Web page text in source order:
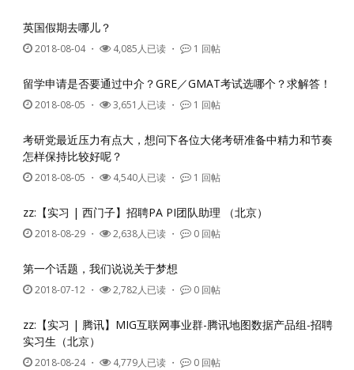
英国假期去哪儿？
2018-08-04・ 4,085人已读 ・ 1 回帖
留学申请是否要通过中介？GRE／GMAT考试选哪个？求解答！
2018-08-05 ・ 3,651人已读 ・ 1 回帖
考研党最近压力有点大，想问下各位大佬考研准备中精力和节奏
怎样保持比较好呢？
2018-08-05 ・ 4,540人已读 ・ 1 回帖
zz:【实习 | 西门子】招聘PA PI团队助理 （北京）
2018-08-29 ・ 2,638人已读 ・ 0 回帖
第一个话题，我们说说关于梦想
2018-07-12 ・ 2,782人已读 ・ 0 回帖
zz:【实习 | 腾讯】MIG互联网事业群-腾讯地图数据产品组-招聘
实习生（北京）
2018-08-24・ 4,779人已读 ・ 0 回帖